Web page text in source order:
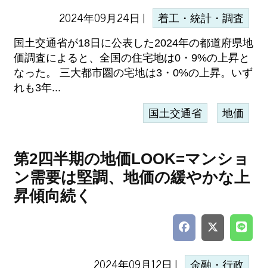
2024年09月24日 | 着工・統計・調査
国土交通省が18日に公表した2024年の都道府県地
価調査によると、全国の住宅地は0・9%の上昇と
なった。 三大都市圏の宅地は3・0%の上昇。いず
れも3年...
国土交通省 地価
第2四半期の地価LOOK=マンショ
ン需要は堅調、地価の緩やかな上
昇傾向続く
2024年09月12日 | 金融・行政